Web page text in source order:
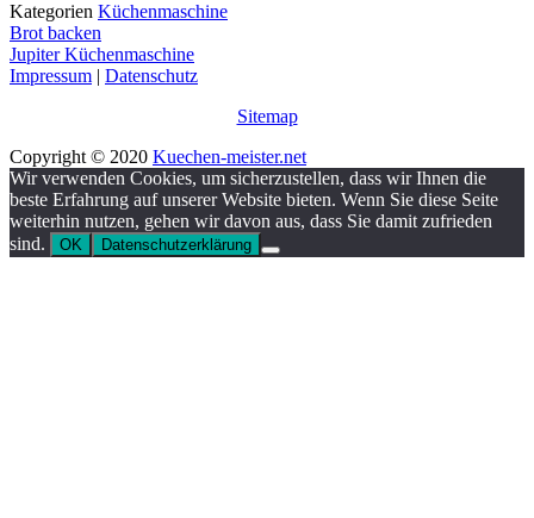
Kategorien Küchenmaschine
Brot backen
Jupiter Küchenmaschine
Impressum | Datenschutz
Sitemap
Copyright © 2020 Kuechen-meister.net
Wir verwenden Cookies, um sicherzustellen, dass wir Ihnen die
beste Erfahrung auf unserer Website bieten. Wenn Sie diese Seite
weiterhin nutzen, gehen wir davon aus, dass Sie damit zufrieden
sind.
OK Datenschutzerklärung